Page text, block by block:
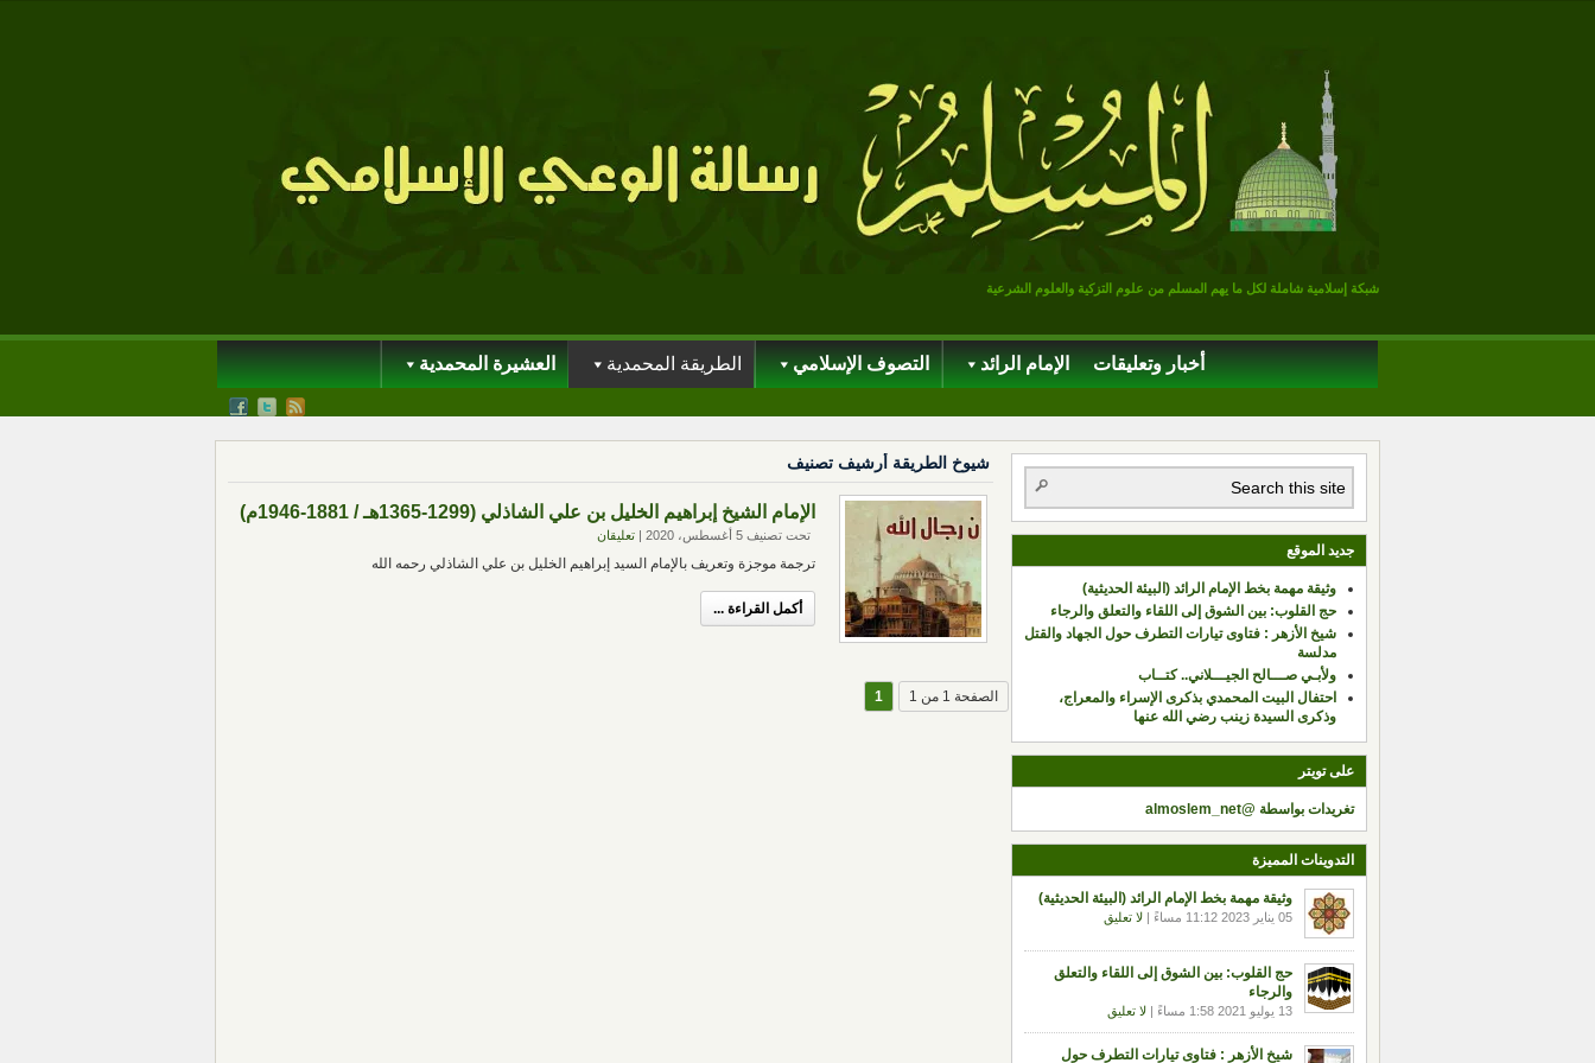
شبكة إسلامية شاملة لكل ما يهم المسلم من علوم التزكية والعلوم الشرعية
أخبار وتعليقات الإمام الرائد التصوف الإسلامي الطريقة المحمدية العشيرة المحمدية
شيوخ الطريقة أرشيف تصنيف
الإمام الشيخ إبراهيم الخليل بن علي الشاذلي (1299-1365هـ / 1881-1946م)
تحت تصنيف 5 أغسطس، 2020 | تعليقان
ترجمة موجزة وتعريف بالإمام السيد إبراهيم الخليل بن علي الشاذلي رحمه الله
أكمل القراءة ...
الصفحة 1 من 1 1
جديد الموقع
وثيقة مهمة بخط الإمام الرائد (البيئة الحديثية)
حج القلوب: بين الشوق إلى اللقاء والتعلق والرجاء
شيخ الأزهر : فتاوى تيارات التطرف حول الجهاد والقتل
مدلسة
ولأبـي صـــالح الجيـــلاني.. كتــاب
احتفال البيت المحمدي بذكرى الإسراء والمعراج،
وذكرى السيدة زينب رضي الله عنها
على تويتر
تغريدات بواسطة @almoslem_net
التدوينات المميزة
وثيقة مهمة بخط الإمام الرائد (البيئة الحديثية)
05 يناير 2023 11:12 مساءً | لا تعليق
حج القلوب: بين الشوق إلى اللقاء والتعلق
والرجاء
13 يوليو 2021 1:58 مساءً | لا تعليق
شيخ الأزهر : فتاوى تيارات التطرف حول